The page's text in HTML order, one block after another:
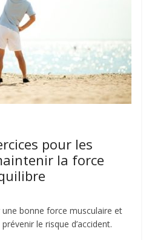
pour les
la force
bonne force musculaire et
le risque d’accident.